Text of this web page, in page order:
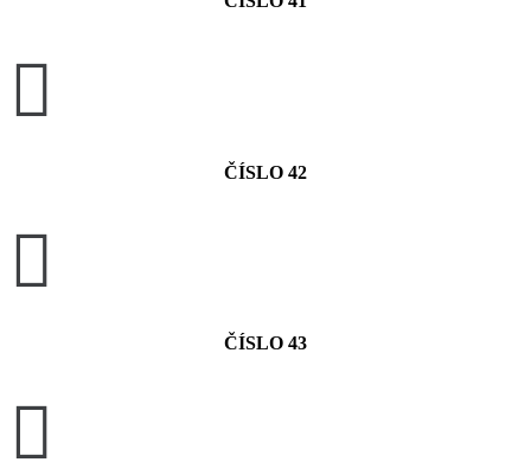

ČÍSLO 42

ČÍSLO 43
